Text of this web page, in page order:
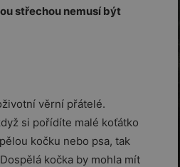
střechou nemusí být
věrní přátelé.
si pořídíte malé koťátko
kočku nebo psa, tak
kočka by mohla mít